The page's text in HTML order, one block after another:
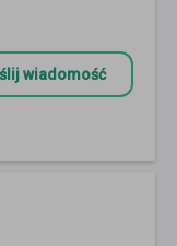
wiadomość